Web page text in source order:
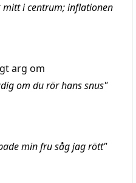
mitt i centrum; inflationen
arg om
om du rör hans snus"
min fru såg jag rött"